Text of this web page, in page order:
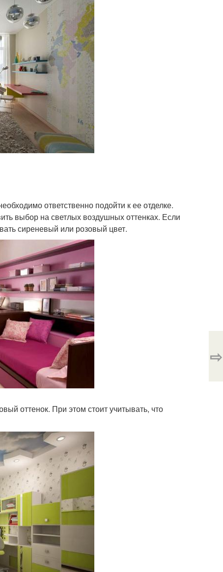
ответственно подойти к ее отделке.
выбор на светлых воздушных оттенках. Если
сиреневый или розовый цвет.
оттенок. При этом стоит учитывать, что
⇨